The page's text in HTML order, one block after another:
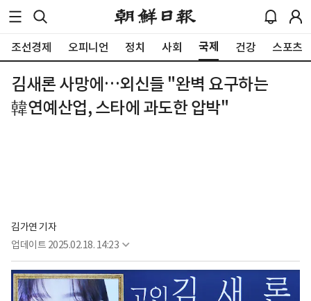
조선경제 오피니언 정치 사회 국제 건강 스포츠
김새론 사망에…외신들 "완벽 요구하는
韓연예산업, 스타에 과도한 압박"
김가연 기자
업데이트 2025.02.18. 14:23